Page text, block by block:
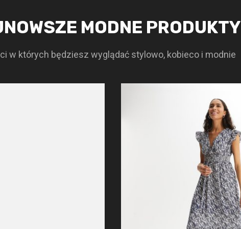
MODNE PRODUKTY
w których będziesz wyglądać stylowo, kobieco i modnie